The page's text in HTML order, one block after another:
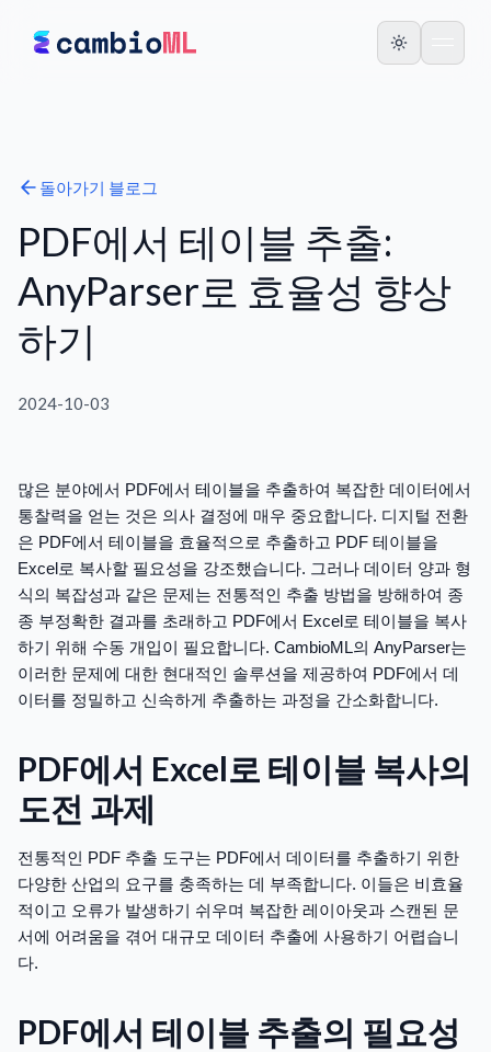
돌아가기 블로그
PDF에서 테이블 추출:
AnyParser로 효율성 향상
하기
2024-10-03
많은 분야에서 PDF에서 테이블을 추출하여 복잡한 데이터에서
통찰력을 얻는 것은 의사 결정에 매우 중요합니다. 디지털 전환
은 PDF에서 테이블을 효율적으로 추출하고 PDF 테이블을
Excel로 복사할 필요성을 강조했습니다. 그러나 데이터 양과 형
식의 복잡성과 같은 문제는 전통적인 추출 방법을 방해하여 종
종 부정확한 결과를 초래하고 PDF에서 Excel로 테이블을 복사
하기 위해 수동 개입이 필요합니다. CambioML의 AnyParser는
이러한 문제에 대한 현대적인 솔루션을 제공하여 PDF에서 데
이터를 정밀하고 신속하게 추출하는 과정을 간소화합니다.
PDF에서 Excel로 테이블 복사의
도전 과제
전통적인 PDF 추출 도구는 PDF에서 데이터를 추출하기 위한
다양한 산업의 요구를 충족하는 데 부족합니다. 이들은 비효율
적이고 오류가 발생하기 쉬우며 복잡한 레이아웃과 스캔된 문
서에 어려움을 겪어 대규모 데이터 추출에 사용하기 어렵습니
다.
PDF에서 테이블 추출의 필요성